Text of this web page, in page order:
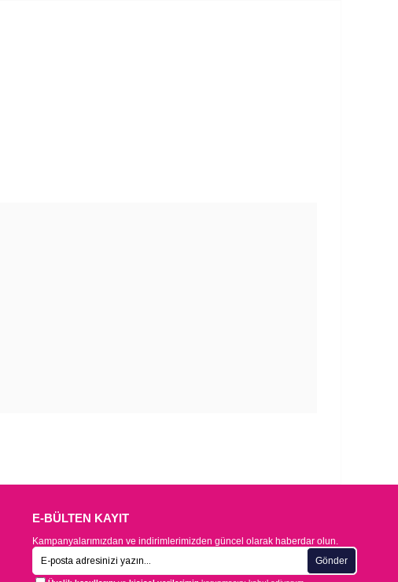
E-BÜLTEN KAYIT
Kampanyalarımızdan ve indirimlerimizden güncel olarak haberdar olun.
Gönder